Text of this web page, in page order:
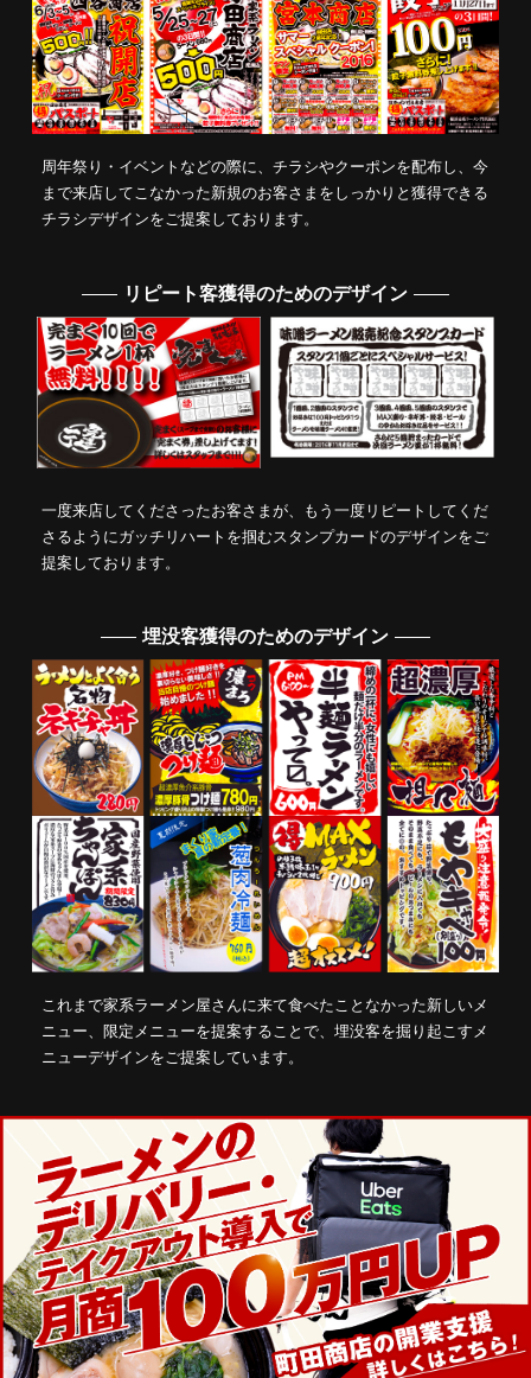
周年祭り・イベントなどの際に、チラシやクーポンを配布し、今
まで来店してこなかった新規のお客さまをしっかりと獲得できる
チラシデザインをご提案しております。
リピート客獲得のためのデザイン
一度来店してくださったお客さまが、もう一度リピートしてくだ
さるようにガッチリハートを掴むスタンプカードのデザインをご
提案しております。
埋没客獲得のためのデザイン
これまで家系ラーメン屋さんに来て食べたことなかった新しいメ
ニュー、限定メニューを提案することで、埋没客を掘り起こすメ
ニューデザインをご提案しています。